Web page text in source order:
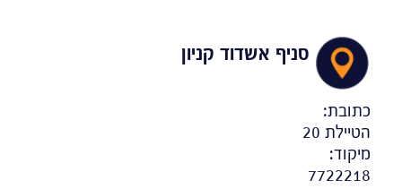
סניף אשדוד קניון
כתובת:
הטיילת 20
מיקוד:
7722218